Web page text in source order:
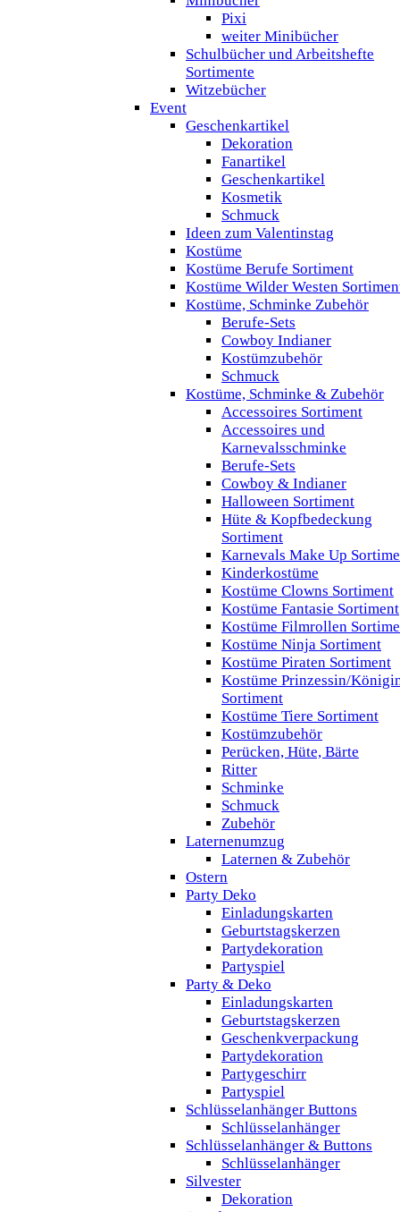
Pixi
weiter Minibücher
Schulbücher und Arbeitshefte
Sortimente
Witzebücher
Event
Geschenkartikel
Dekoration
Fanartikel
Geschenkartikel
Kosmetik
Schmuck
Ideen zum Valentinstag
Kostüme
Kostüme Berufe Sortiment
Kostüme Wilder Westen
Kostüme, Schminke Zubehör
Berufe-Sets
Cowboy Indianer
Kostümzubehör
Schmuck
Kostüme, Schminke & Zubehör
Accessoires Sortiment
Accessoires und
Karnevalsschminke
Berufe-Sets
Cowboy & Indianer
Halloween Sortiment
Hüte & Kopfbedeckung
Sortiment
Karnevals Make Up
Kinderkostüme
Kostüme Clowns Sortiment
Kostüme Fantasie Sortiment
Kostüme Filmrollen
Kostüme Ninja Sortiment
Kostüme Piraten Sortiment
Kostüme Prinzessin/
Sortiment
Kostüme Tiere Sortiment
Kostümzubehör
Perücken, Hüte, Bärte
Ritter
Schminke
Schmuck
Zubehör
Laternenumzug
Laternen & Zubehör
Ostern
Party Deko
Einladungskarten
Geburtstagskerzen
Partydekoration
Partyspiel
Party & Deko
Einladungskarten
Geburtstagskerzen
Geschenkverpackung
Partydekoration
Partygeschirr
Partyspiel
Schlüsselanhänger Buttons
Schlüsselanhänger
Schlüsselanhänger & Buttons
Schlüsselanhänger
Silvester
Dekoration